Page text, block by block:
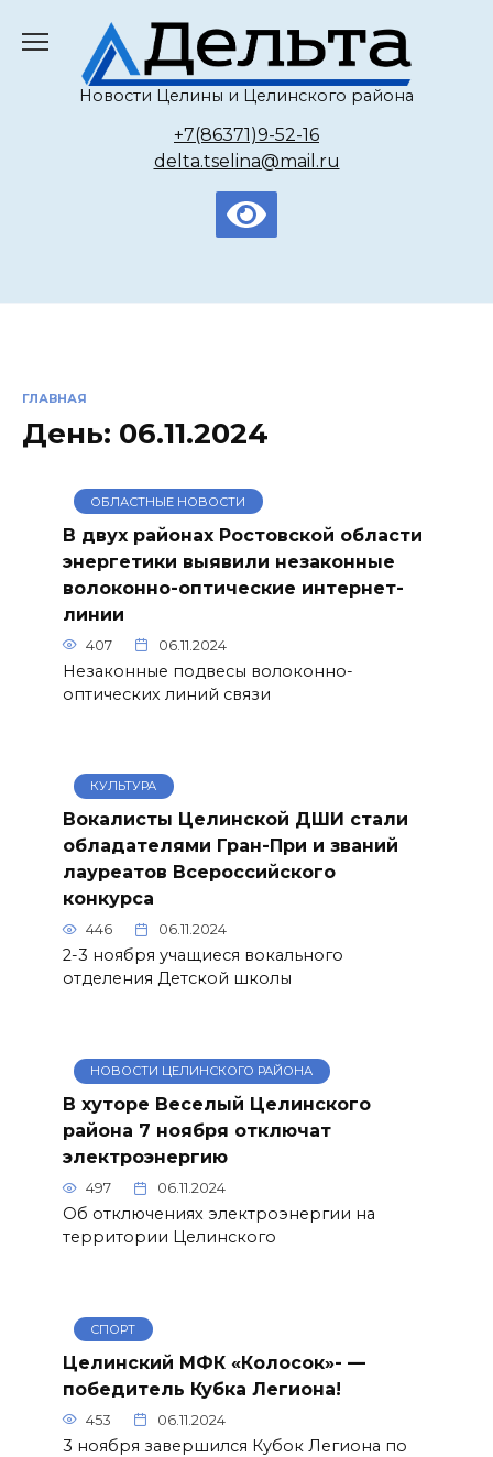
содержанию
Новости Целины и Целинского района
+7(86371)9-52-16
delta.tselina@mail.ru
ГЛАВНАЯ
День: 06.11.2024
ОБЛАСТНЫЕ НОВОСТИ
В двух районах Ростовской области
энергетики выявили незаконные
волоконно-оптические интернет-
линии
407 06.11.2024
Незаконные подвесы волоконно-
оптических линий связи
КУЛЬТУРА
Вокалисты Целинской ДШИ стали
обладателями Гран-При и званий
лауреатов Всероссийского
конкурса
446 06.11.2024
2-3 ноября учащиеся вокального
отделения Детской школы
НОВОСТИ ЦЕЛИНСКОГО РАЙОНА
В хуторе Веселый Целинского
района 7 ноября отключат
электроэнергию
497 06.11.2024
Об отключениях электроэнергии на
территории Целинского
СПОРТ
Целинский МФК «Колосок»- —
победитель Кубка Легиона!
453 06.11.2024
3 ноября завершился Кубок Легиона по